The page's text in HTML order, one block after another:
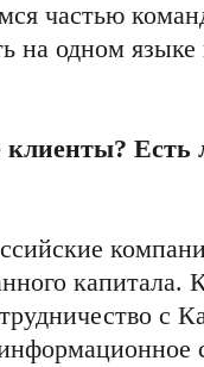
частью
на одном
Есть
капитала.
с